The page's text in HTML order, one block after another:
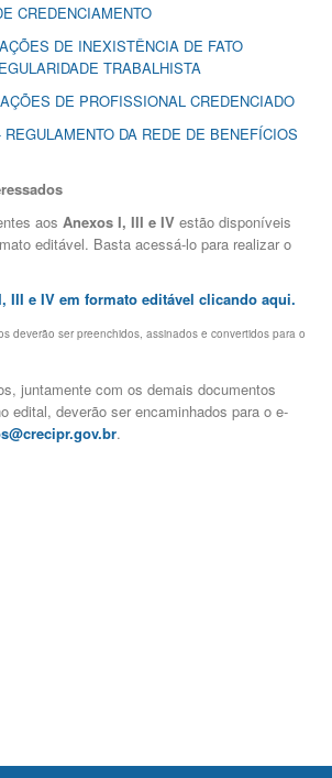
CREDENCIAMENTO
DE INEXISTÊNCIA DE FATO
TRABALHISTA
DE PROFISSIONAL CREDENCIADO
DA REDE DE BENEFÍCIOS
aos Anexos I, III e IV estão disponíveis
editável. Basta acessá-lo para realizar o
III e IV em formato editável clicando aqui.
deverão ser preenchidos, assinados e convertidos para o
juntamente com os demais documentos
edital, deverão ser encaminhados para o e-
.